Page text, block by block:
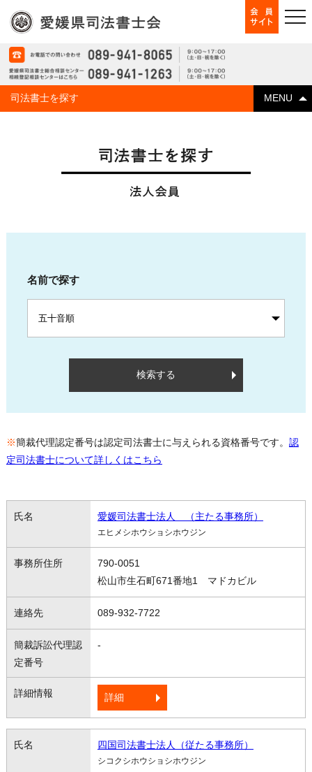
司法書士を探す MENU
今治市
八幡浜市
宇和島市
名前で探す
※簡裁代理認定番号は認定司法書士に与えられる資格番号です。 認
定司法書士について詳しくはこちら
愛媛司法書士法人 （主たる事務所）
エヒメシホウショシホウジン
790-0051
松山市生石町671番地1 マドカビル
089-932-7722
-
詳細
四国司法書士法人（従たる事務所）
シコクシホウショシホウジン